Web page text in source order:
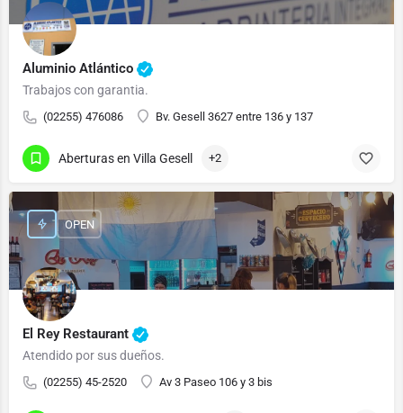
Aluminio Atlántico
Trabajos con garantia.
(02255) 476086 Bv. Gesell 3627 entre 136 y 137
Aberturas en Villa Gesell +2
El Rey Restaurant
Atendido por sus dueños.
(02255) 45-2520 Av 3 Paseo 106 y 3 bis
OPEN